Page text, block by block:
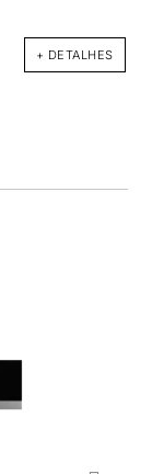
+ DETALHES